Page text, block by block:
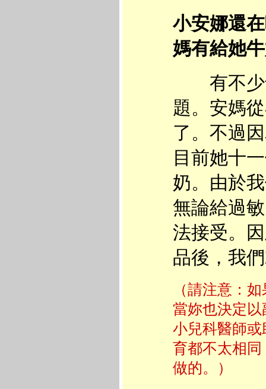
小安娜還
媽有給她
有不少
題。安媽
了。不過
目前她十
奶。由於
無論給過
法接受。
品後，我
（請注意：
當妳也決定
小兒科醫師
育都不太相
做的。）